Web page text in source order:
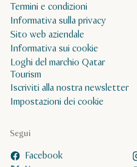
Segui
Facebook
Termini e condizioni
Informativa sulla privacy
Sito web aziendale
Informativa sui cookie
Loghi del marchio Qatar
Tourism
Iscriviti alla nostra newsletter
Impostazioni dei cookie